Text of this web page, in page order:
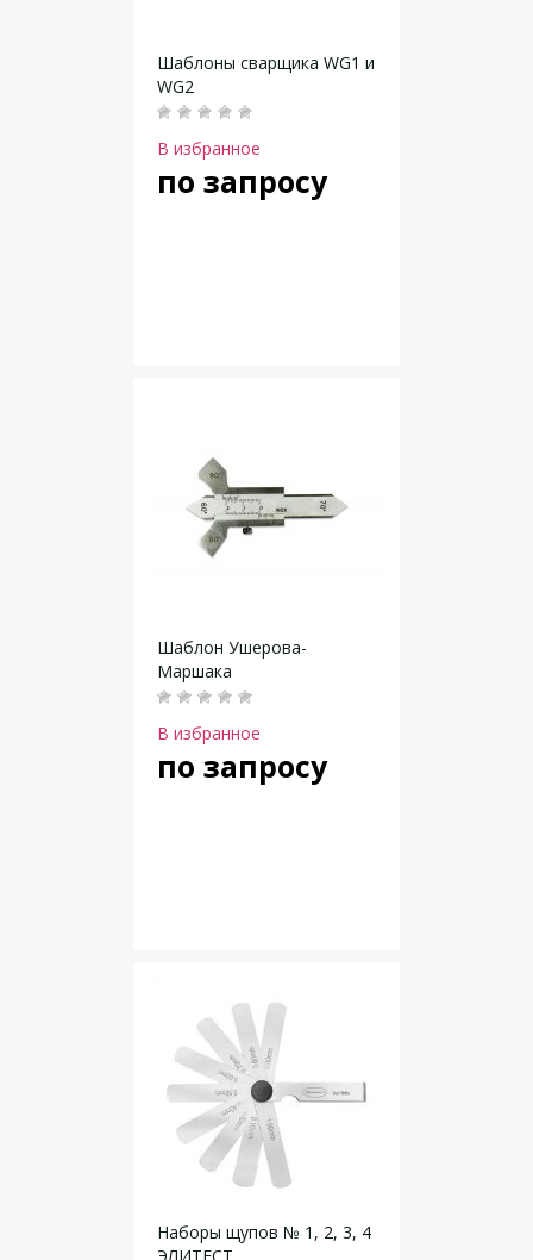
Шаблоны сварщика WG1 и
WG2
В избранное
по запросу
Шаблон Ушерова-
Маршака
В избранное
по запросу
Наборы щупов № 1, 2, 3, 4